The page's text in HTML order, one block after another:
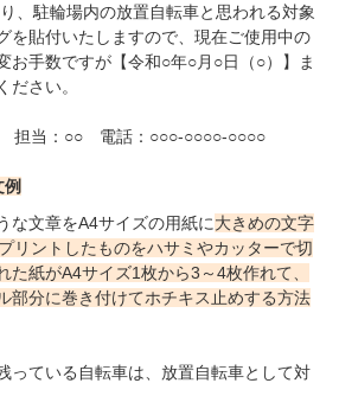
、駐輪場内の放置自転車と思われる対象
を貼付いたしますので、現在ご使用中の
お手数ですが【令和○年○月○日（○）】ま
ださい。
担当：○○ 電話：○○○-○○○○-○○○○
な文章をA4サイズの用紙に大きめの文字
リントしたものをハサミやカッターで切
た紙がA4サイズ1枚から3～4枚作れて、
部分に巻き付けてホチキス止めする方法
っている自転車は、放置自転車として対